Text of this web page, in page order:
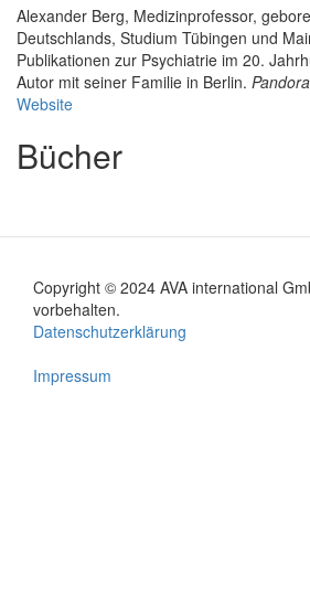
Alexander Berg, Medizinprofessor,
Deutschlands, Studium Tübingen und
Publikationen zur Psychiatrie im 20.
Autor mit seiner Familie in Berlin. Pandora
Website
Bücher
Copyright © 2024 AVA international
vorbehalten.
Footer
menu
Datenschutzerklärung
Impressum